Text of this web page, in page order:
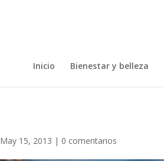
Inicio Bienestar y belleza
May 15, 2013 | 0 comentarios